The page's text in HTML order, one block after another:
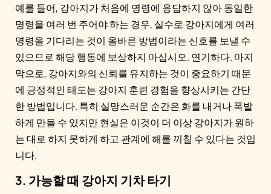
예를 들어, 강아지가 처음에 명령에 응답하지 않아 동일한
명령을 여러 번 주어야 하는 경우, 실수로 강아지에게 여러
명령을 기다리는 것이 올바른 방법이라는 신호를 보낼 수
있으므로 해당 행동에 보상하지 마십시오. 연기하다. 마지
막으로, 강아지와의 신뢰를 유지하는 것이 중요하기 때문
에 긍정적인 태도는 강아지 훈련 경험을 향상시키는 간단
한 방법입니다. 특히 실망스러운 순간은 화를 내거나 폭발
하게 만들 수 있지만 현실은 이것이 더 이상 강아지가 원하
는 대로 하지 못하게 하고 관계에 해를 끼칠 수 있다는 것입
니다.
3. 가능할 때 강아지 기차 타기